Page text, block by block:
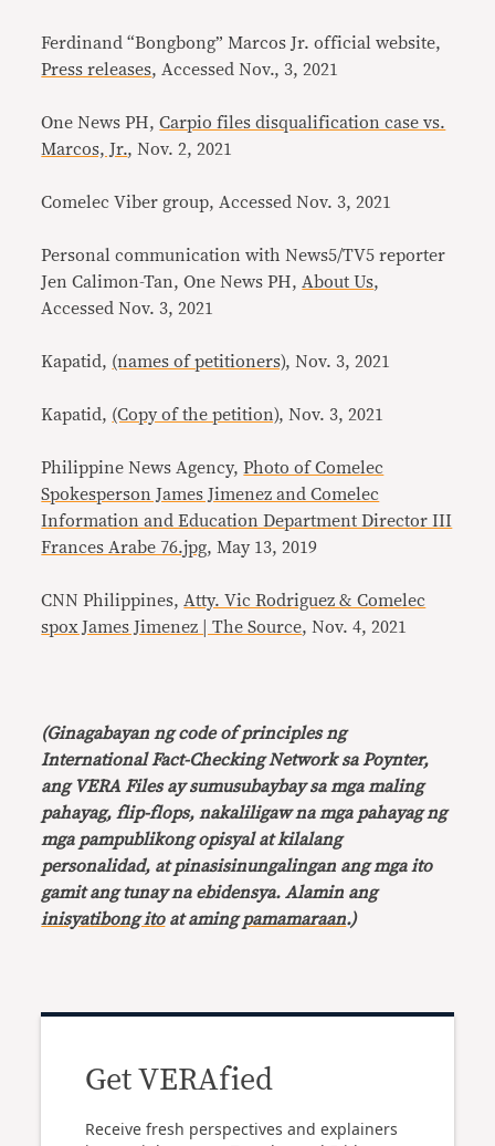
Ferdinand “Bongbong” Marcos Jr. official website,
Press releases, Accessed Nov., 3, 2021
One News PH,Carpio files disqualification case vs.
Marcos, Jr., Nov. 2, 2021
Comelec Viber group, Accessed Nov. 3, 2021
Personal communication with News5/TV5 reporter
Jen Calimon-Tan, One News PH, About Us,
Accessed Nov. 3, 2021
Kapatid, (names of petitioners), Nov. 3, 2021
Kapatid, (Copy of the petition), Nov. 3, 2021
Philippine News Agency,Photo of Comelec
Spokesperson James Jimenez and Comelec
Information and Education Department Director III
Frances Arabe 76.jpg, May 13, 2019
CNN Philippines, Atty. Vic Rodriguez & Comelec
spox James Jimenez | The Source, Nov. 4, 2021
(Ginagabayan ng code of principles ng
International Fact-Checking Network sa Poynter,
ang VERA Files ay sumusubaybay sa mga maling
pahayag, flip-flops, nakaliligaw na mga pahayag ng
mga pampublikong opisyal at kilalang
personalidad, at pinasisinungalingan ang mga ito
gamit ang tunay na ebidensya. Alamin ang
inisyatibong itoat amingpamamaraan.)
Get VERAfied
Receive fresh perspectives and explainers